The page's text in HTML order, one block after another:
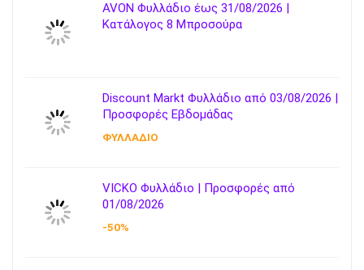
AVON Φυλλάδιο έως 31/08/2026 |
Κατάλογος 8 Μπροσούρα
Discount Markt Φυλλάδιο από 03/08/2026 |
Προσφορές Εβδομάδας
ΦΥΛΛΑΔΙΟ
VICKO Φυλλάδιο | Προσφορές από
01/08/2026
-50%